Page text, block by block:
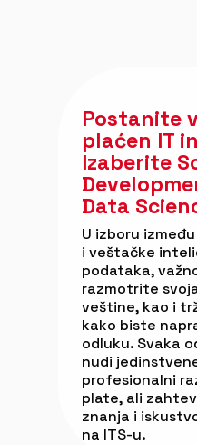
Postanite
plaćen IT
Izaberite
Data
U izboru
i veštačke
podataka,
razmotrite
veštine, kao i
kako biste
odluku. Svaka
nudi
profesionalni
plate, ali
znanja i
na ITS-u.